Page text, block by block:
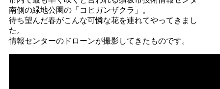
南側の緑地公園の「コヒガンザクラ」。
待ち望んだ春がこんな可憐な花を連れてやってきまし
た。
情報センターのドローンが撮影してきたものです。